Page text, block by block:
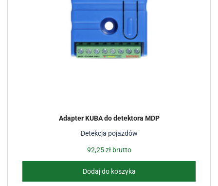
Detekcja pojazdów
Adapter KUBA do detektora MDP
92,25złbrutto
Dodaj do koszyka